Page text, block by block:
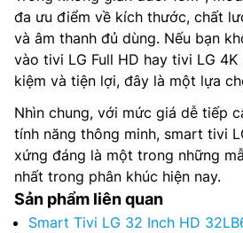
đa ưu điểm về kích thước, chất
và âm thanh đủ dùng. Nếu bạn
vào tivi LG Full HD hay tivi LG
kiệm và tiện lợi, đây là một lựa
Nhìn chung, với mức giá dễ tiếp
tính năng thông minh, smart tivi
xứng đáng là một trong những
nhất trong phân khúc hiện nay.
Sản phẩm liên quan
Smart Tivi LG 32 Inch HD